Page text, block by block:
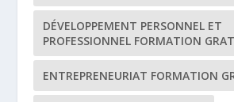
DÉVELOPPEMENT PERSONNEL ET
PROFESSIONNEL FORMATION
ENTREPRENEURIAT FORMATION